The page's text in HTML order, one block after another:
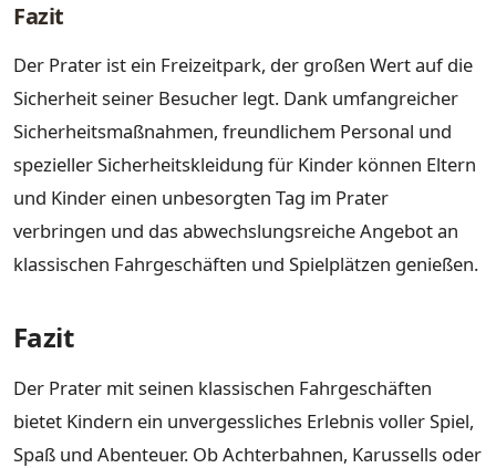
Fazit
Der Prater ist ein Freizeitpark, der großen Wert auf die
Sicherheit seiner Besucher legt. Dank umfangreicher
Sicherheitsmaßnahmen, freundlichem Personal und
spezieller Sicherheitskleidung für Kinder können Eltern
und Kinder einen unbesorgten Tag im Prater
verbringen und das abwechslungsreiche Angebot an
klassischen Fahrgeschäften und Spielplätzen genießen.
Fazit
Der Prater mit seinen klassischen Fahrgeschäften
bietet Kindern ein unvergessliches Erlebnis voller Spiel,
Spaß und Abenteuer. Ob Achterbahnen, Karussells oder